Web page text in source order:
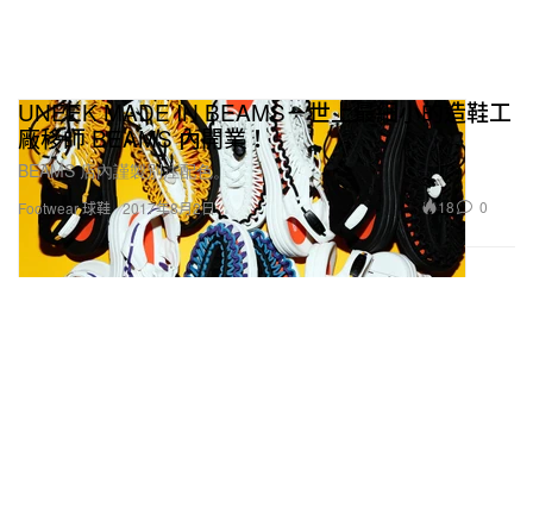
Footwear 球鞋
UNEEK MADE IN BEAMS－世上最細小的造鞋工
廠移師 BEAMS 內開業！
BEAMS 店內謹製別注配色。
2017年8月2日 18 0